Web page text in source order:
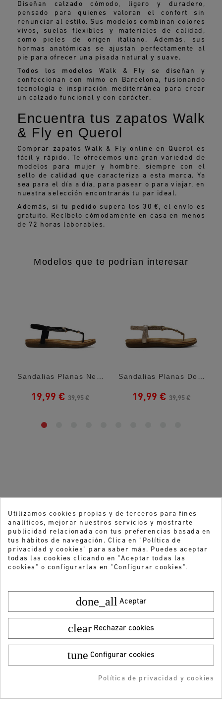
Talla: 36
64,95 €
30,00 € AÑADIR AL CARRITO
RESERVAR
Diseñan calzado cómodo, ligero y duradero,
pensado para quienes valoran el confort sin
renunciar al estilo. Sus modelos combinan colores
vivos, suelas flexibles y materiales de calidad,
como pieles de origen italiano. Además, sus
hormas anatómicas se ajustan perfectamente al
pie para ofrecer una pisada natural y suave.
Todos los modelos Walk & Fly se diseñan y
confeccionan con mimo en Barcelona, fusionando
tecnología e inspiración mediterránea para crear
un calzado funcional y con carácter.
Encuentra tus zapatos Walk
& Fly en Querol
Comprar zapatos Walk & Fly online en Querol es
fácil y rápido. Te ofrecemos una gran variedad de
modelos para mujer y hombre, siempre con el
sello de calidad que caracteriza a esta marca. Ya
sea para el día a día, para pasear o para viajar, en
nuestra selección encontrarás tu par ideal.
Además, si tu pedido supera los 30 €, el envío es
gratuito. Recíbelo cómodamente en casa en menos
de 72 horas laborables.
Modelos que te podrían interesar
19,99 € 39,95 € 19,99 € 39,95 €
¿Quieres recibir nuestras ofertas y
novedades?
-5% DTO + Envío Gratis
Utilizamos cookies propias y de terceros para fines
analíticos, mejorar nuestros servicios y mostrarte
publicidad relacionada con tus preferencias basada en
tus hábitos de navegación. Clica en "Política de
privacidad y cookies" para saber más. Puedes aceptar
todas las cookies clicando en "Aceptar todas las
cookies" o configurarlas en "Configurar cookies".
done_all Aceptar
clear Rechazar cookies
tune Configurar cookies
Política de privacidad y cookies